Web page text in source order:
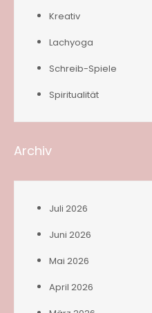
Kreativ
Lachyoga
Schreib-Spiele
Spiritualität
Archiv
Juli 2026
Juni 2026
Mai 2026
April 2026